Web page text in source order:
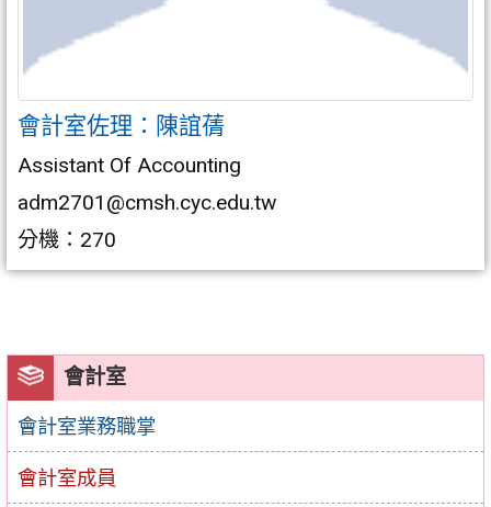
會計室
會計室業務職掌
會計室成員
會計室佐理：陳誼蒨
Assistant Of Accounting
adm2701@cmsh.cyc.edu.tw
分機：270